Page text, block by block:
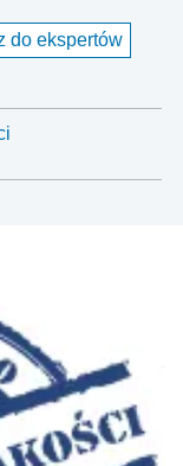
do ekspertów